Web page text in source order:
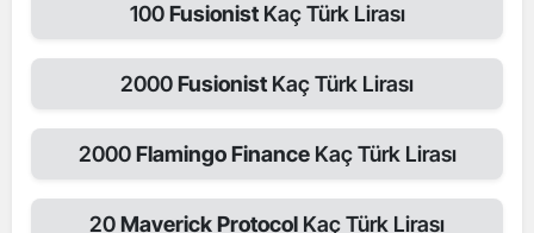
100Fusionist Kaç Türk Lirası
2000Fusionist Kaç Türk Lirası
2000Flamingo Finance Kaç Türk Lirası
20Maverick Protocol Kaç Türk Lirası